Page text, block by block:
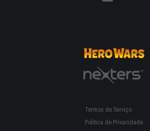
Termos de Serviço
Política de Privacidade